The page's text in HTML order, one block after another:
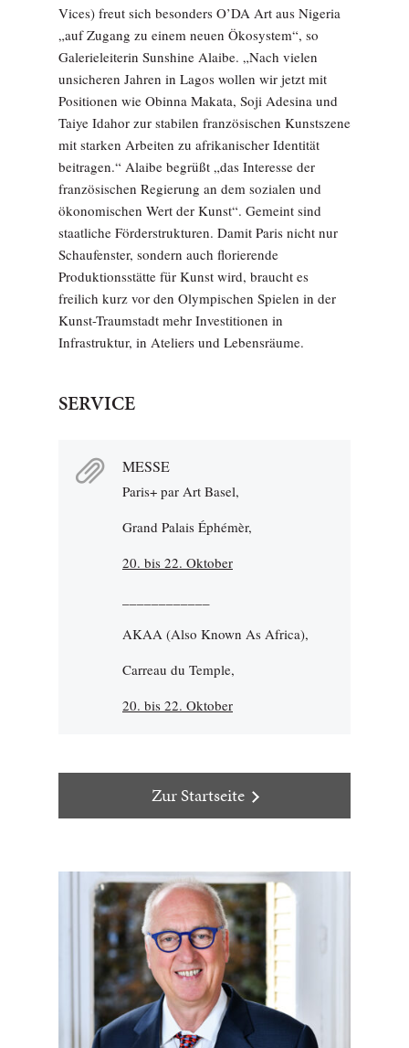
Vices) freut sich besonders O’DA Art aus Nigeria
„auf Zugang zu einem neuen Ökosystem“, so
Galerieleiterin Sunshine Alaibe. „Nach vielen
unsicheren Jahren in Lagos wollen wir jetzt mit
Positionen wie Obinna Makata, Soji Adesina und
Taiye Idahor zur stabilen französischen Kunstszene
mit starken Arbeiten zu afrikanischer Identität
beitragen.“ Alaibe begrüßt „das Interesse der
französischen Regierung an dem sozialen und
ökonomischen Wert der Kunst“. Gemeint sind
staatliche Förderstrukturen. Damit Paris nicht nur
Schaufenster, sondern auch florierende
Produktionsstätte für Kunst wird, braucht es
freilich kurz vor den Olympischen Spielen in der
Kunst-Traumstadt mehr Investitionen in
Infrastruktur, in Ateliers und Lebensräume.
SERVICE
MESSE
Paris+ par Art Basel,
Grand Palais Éphémèr,
20. bis 22. Oktober
AKAA (Also Known As Africa),
Carreau du Temple,
20. bis 22. Oktober
Zur Startseite